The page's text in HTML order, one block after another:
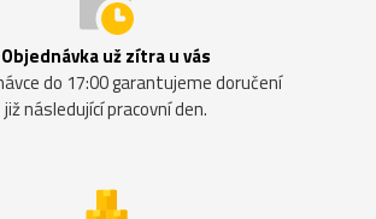
Objednávka už zítra u vás
do 17:00 garantujeme doručení
již následující pracovní den.